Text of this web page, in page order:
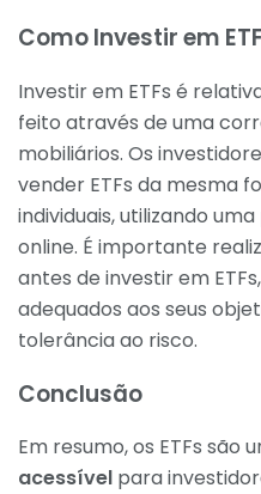
Como Investir em
Investir em ETFs é
feito através de uma
mobiliários. Os
vender ETFs da mesma
individuais, utilizando
online. É importante
antes de investir em
adequados aos seus
tolerância ao risco.
Conclusão
Em resumo, os ETFs são
acessível para